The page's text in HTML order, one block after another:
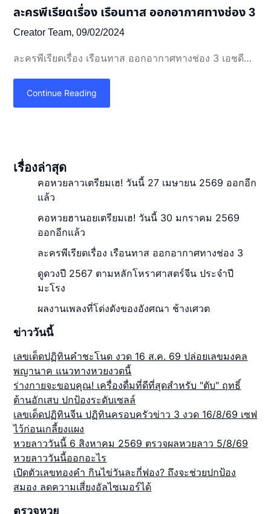
ละครพีเรียดเรื่อง เรือนทาส ออกอากาศทางช่อง 3
Creator Team,09/02/2024
ละครพีเรียดเรื่อง เรือนทาส ออกอากาศทางช่อง 3 เอชดี…
Continue Reading
เรื่องล่าสุด
คอหวยลาวเตรียมเฮ! วันนี้ 27 เมษายน 2569 ออกอีก
แล้ว
คอหวยฮานอยเตรียมเฮ! วันนี้ 30 มกราคม 2569
ออกอีกแล้ว
ละครพีเรียดเรื่อง เรือนทาส ออกอากาศทางช่อง 3
ดูดวงปี 2567 ตามหลักโหราศาสตร์จีน ประจำปี
มะโรง
ผลงานเพลงที่โด่งดังของอังศณา ช้างเศวต
ข่าววันนี้
เลขเด็ดปฏิทินคำชะโนด งวด 16 ส.ค. 69 ปล่อยเลขมงคล
พญานาค แนวทางหวยงวดนี้
ร่างกายจะขอบคุณ! เครื่องดื่มที่ดีที่สุดสำหรับ "ตับ" ฤทธิ์
ต้านอักเสบ ปกป้องระดับเซลล์
เลขเด็ดปฏิทินจีน ปฏิทินครอบครัวข่าว 3 งวด 16/8/69 เซฟ
ไว้ก่อนเกลี้ยงแผง
หวยลาววันนี้ 6 สิงหาคม 2569 ตรวจผลหวยลาว 5/8/69
หวยลาววันนี้ออกอะไร
เปิดตัวเลขทองคำ กินไข่วันละกี่ฟอง? ถึงจะช่วยปกป้อง
สมอง ลดความเสี่ยงอัลไซเมอร์ได้
ตรวจหวย